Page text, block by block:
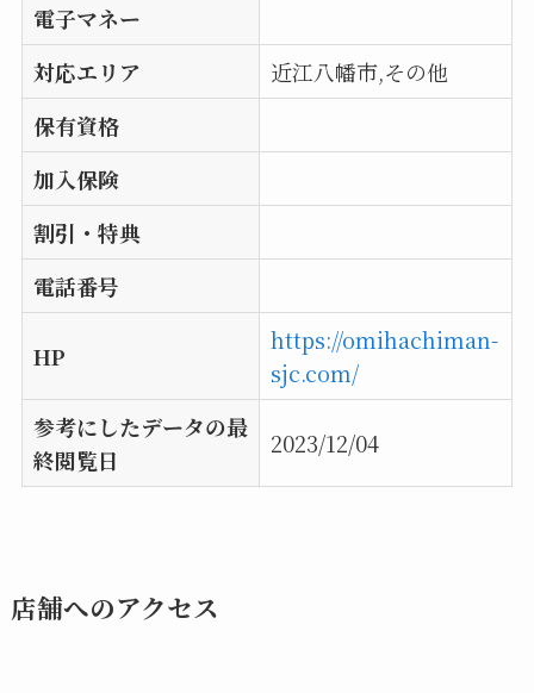
電子マネー
対応エリア
近江八幡市,その他
保有資格
加入保険
割引・特典
電話番号
HP
https://omihachiman-
sjc.com/
参考にしたデータの最
終閲覧日
2023/12/04
店舗へのアクセス